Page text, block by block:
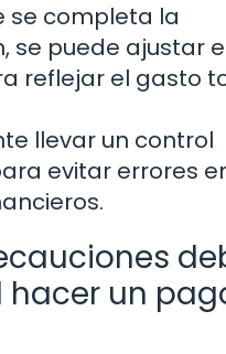
se completa la
se puede ajustar
reflejar el gasto
llevar un control
evitar errores
un